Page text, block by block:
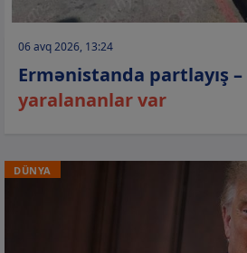
06 avq 2026, 13:24
Ermənistanda partlayış –
yaralananlar var
DÜNYA